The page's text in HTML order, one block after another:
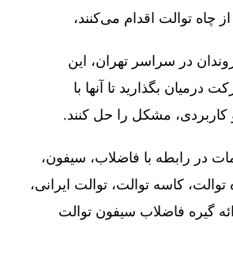
چاه توالت اقدام می‌کنند،
در سراسر تهران، این
درمیان بگذارید تا آنها با
مشکل را حل کنند.
در رابطه با فاضلاب، سیفون،
توالت، کاسه توالت، توالت ایرانی،
گیره فاضلاب سیفون توالت